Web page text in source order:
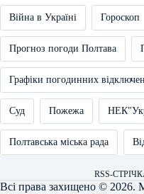
Війна в Україні Гороскоп
Прогноз погоди Полтава
Графіки погодинних
Суд Пожежа
Полтавська міська рада
RSS-
Всі права захищено © 2026.